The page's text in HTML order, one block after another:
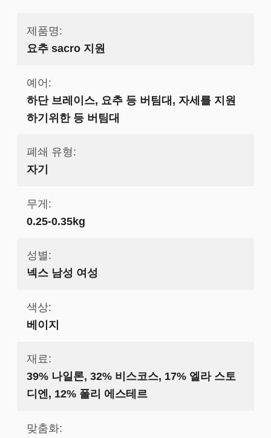
제품명:
요추 sacro 지원
예어:
하단 브레이스, 요추 등 버팀대, 자세를 지원
하기위한 등 버팀대
폐쇄 유형:
자기
무게:
0.25-0.35kg
성별:
넥스 남성 여성
색상:
베이지
재료:
39% 나일론, 32% 비스코스, 17% 엘라 스토
디엔, 12% 폴리 에스테르
맞춤화: